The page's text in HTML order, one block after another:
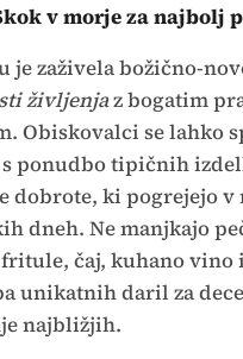
v morje za najbolj
je zaživela božično-
življenjaz bogatim
Obiskovalci se lahko
ponudbo tipičnih
dobrote, ki pogrejejo
dneh. Ne manjkajo
čaj, kuhano vino
unikatnih daril za
najbližjih.